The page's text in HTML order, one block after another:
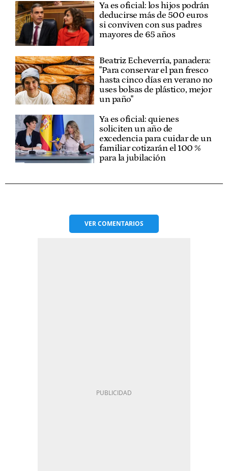
Ya es oficial: los hijos podrán
deducirse más de 500 euros
si conviven con sus padres
mayores de 65 años
Beatriz Echeverría, panadera:
"Para conservar el pan fresco
hasta cinco días en verano no
uses bolsas de plástico, mejor
un paño"
Ya es oficial: quienes
soliciten un año de
excedencia para cuidar de un
familiar cotizarán el 100 %
para la jubilación
VERCOMENTARIOS